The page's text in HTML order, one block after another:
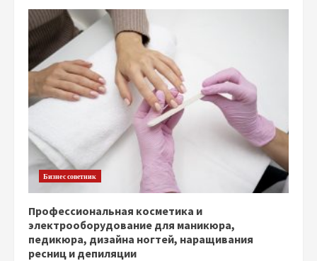
Бизнес советник
Профессиональная косметика и
электрооборудование для маникюра,
педикюра, дизайна ногтей, наращивания
ресниц и депиляции